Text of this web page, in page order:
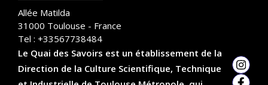
Allée Matilda
31000 Toulouse - France
Tel : +33567738484
Le Quai des Savoirs est un établissement de la
Direction de la Culture Scientifique, Technique